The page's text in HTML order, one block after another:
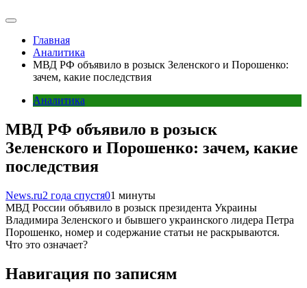
Главная
Аналитика
МВД РФ объявило в розыск Зеленского и Порошенко:
зачем, какие последствия
Аналитика
МВД РФ объявило в розыск
Зеленского и Порошенко: зачем, какие
последствия
News.ru2 года спустя01 минуты
МВД России объявило в розыск президента Украины
Владимира Зеленского и бывшего украинского лидера Петра
Порошенко, номер и содержание статьи не раскрываются.
Что это означает?
Навигация по записям